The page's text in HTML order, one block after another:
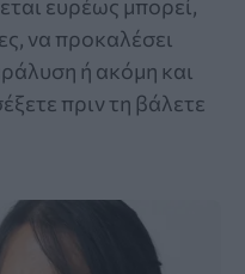
ευρέως μπορεί,
να προκαλέσει
ή ακόμη και
πριν τη βάλετε